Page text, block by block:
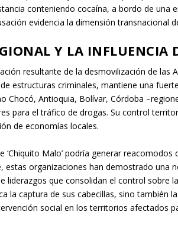
🔥 Lo más vendido en
Toca para ver precios y
que, de ser capturado, Ávila Villadiego
le imputan incluyen concierto para poseer,
conteniendo cocaína, a bordo de una
evidencia la dimensión transnacional
Y LA INFLUENCIA